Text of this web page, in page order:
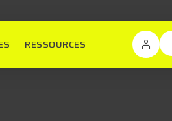
RESSOURCES